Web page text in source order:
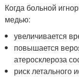
Когда больной
медью:
увеличивается
повышается
атеросклероза
риск летального